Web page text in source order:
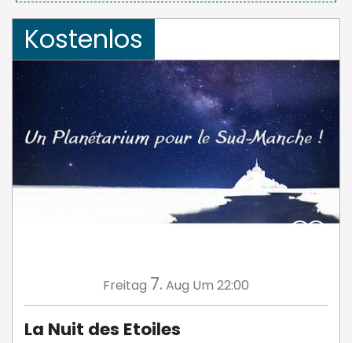
Kostenlos
Freitag 7. Aug Um 22:00
La Nuit des Etoiles